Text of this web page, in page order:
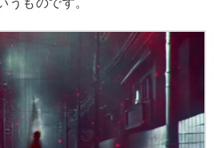
ものです。